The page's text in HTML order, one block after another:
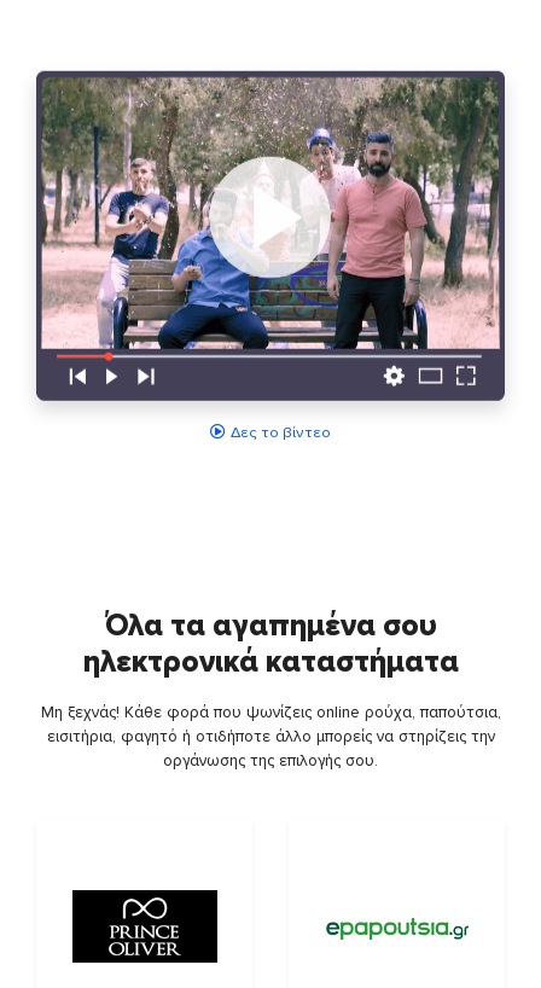
Δες το βίντεο
Όλα τα αγαπημένα σου
ηλεκτρονικά καταστήματα
Μη ξεχνάς! Κάθε φορά που ψωνίζεις online ρούχα, παπούτσια,
εισιτήρια, φαγητό ή οτιδήποτε άλλο μπορείς να στηρίζεις την
οργάνωσης της επιλογής σου.